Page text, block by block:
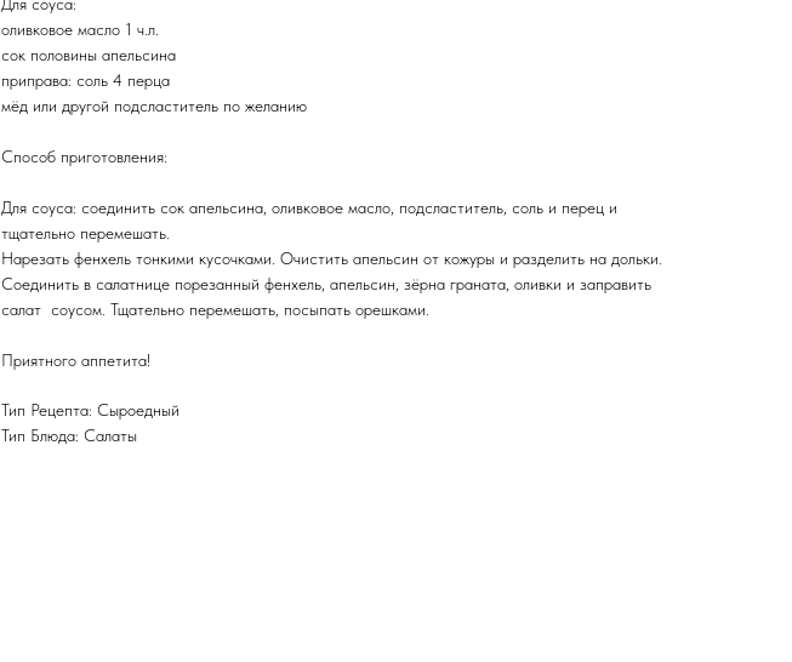
оливковое масло 1 ч.л.
сок половины апельсина
приправа: соль 4 перца
мёд или другой подсластитель по желанию
Способ приготовления:
Для соуса: соединить сок апельсина, оливковое масло, подсластитель, соль и перец и
тщательно перемешать.
Нарезать фенхель тонкими кусочками. Очистить апельсин от кожуры и разделить на дольки.
Соединить в салатнице порезанный фенхель, апельсин, зёрна граната, оливки и заправить
салат соусом. Тщательно перемешать, посыпать орешками.
Приятного аппетита!
Тип Рецепта: Сыроедный
Тип Блюда: Салаты